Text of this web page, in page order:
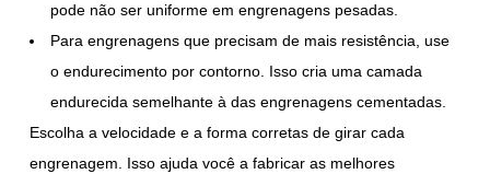
pode não ser uniforme em engrenagens pesadas.
Para engrenagens que precisam de mais resistência, use
o endurecimento por contorno. Isso cria uma camada
endurecida semelhante à das engrenagens cementadas.
Escolha a velocidade e a forma corretas de girar cada
engrenagem. Isso ajuda você a fabricar as melhores